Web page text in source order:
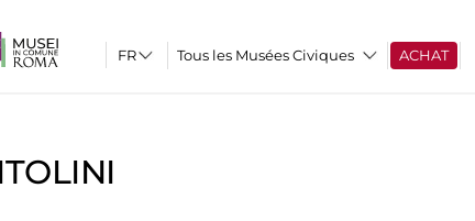
Tous les Musées Civiques ACHAT